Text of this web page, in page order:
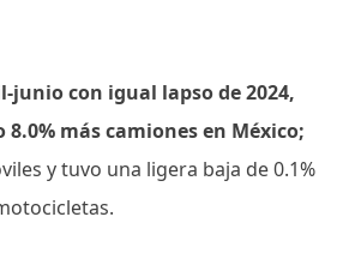
junio con igual lapso de 2024,
más camiones en México;
y tuvo una ligera baja de 0.1%